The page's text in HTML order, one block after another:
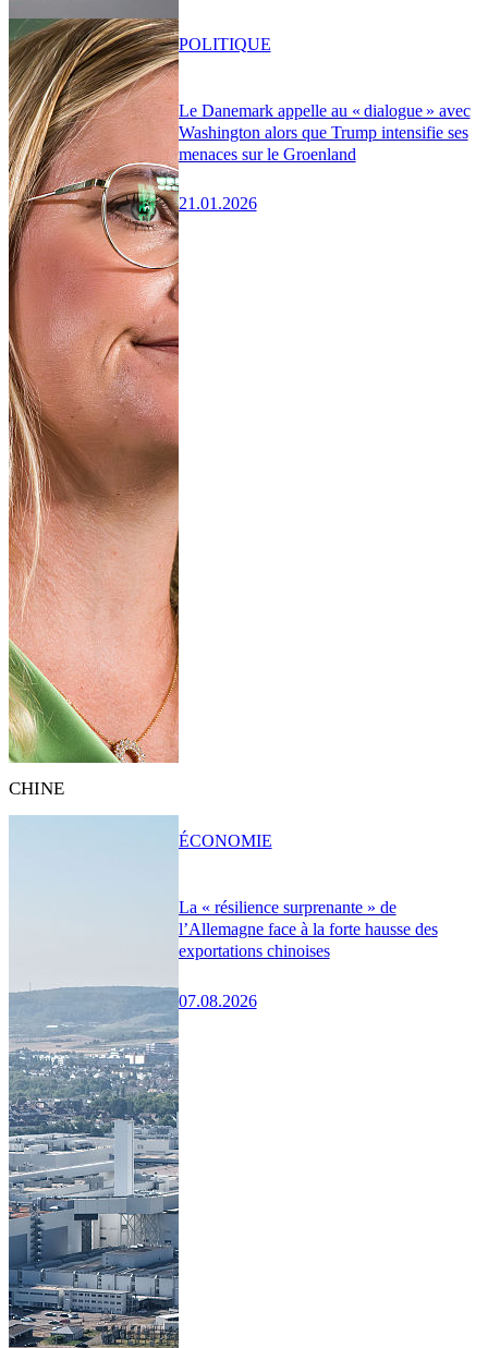
Le Danemark appelle au « dialogue » avec
Washington alors que Trump intensifie ses
menaces sur le Groenland
21.01.2026
POLITIQUE
CHINE
La « résilience surprenante » de
l’Allemagne face à la forte hausse des
exportations chinoises
07.08.2026
ÉCONOMIE